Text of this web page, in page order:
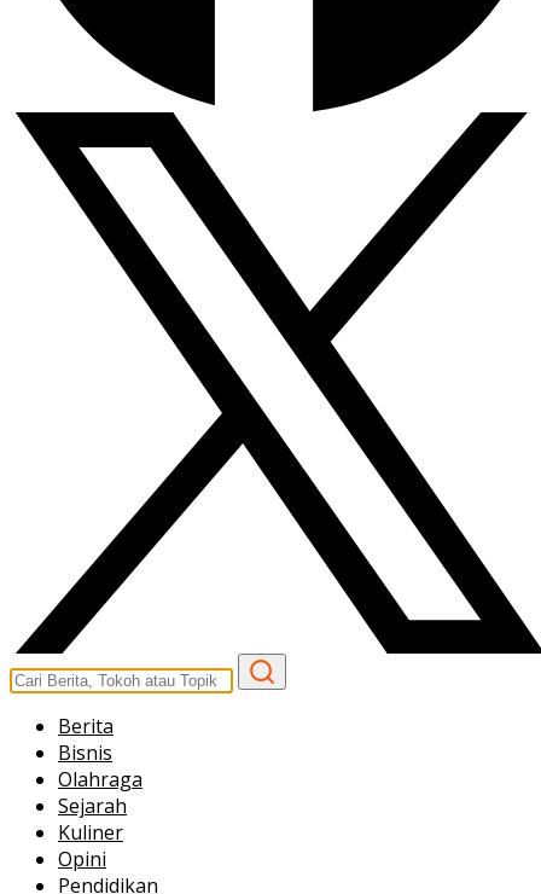
Berita
Bisnis
Olahraga
Sejarah
Kuliner
Opini
Pendidikan